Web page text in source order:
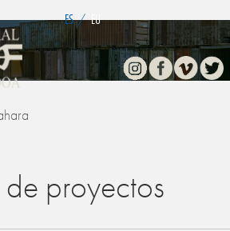
ES / EU
InstagramFacebook
Vimeo
proyectos